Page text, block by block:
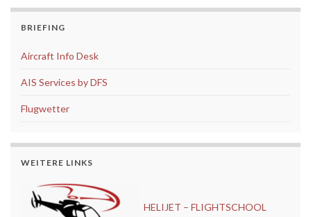
BRIEFING
Aircraft Info Desk
AIS Services by DFS
Flugwetter
WEITERE LINKS
HELIJET – FLIGHTSCHOOL